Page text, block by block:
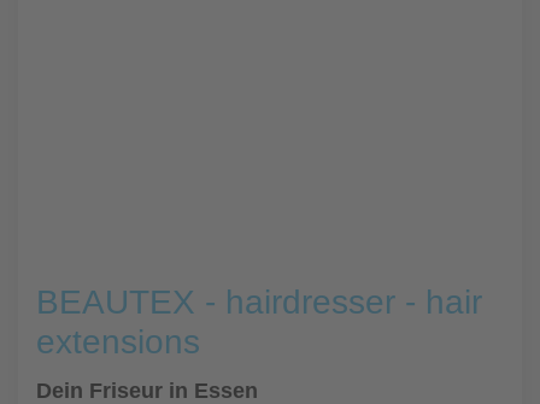
BEAUTEX - hairdresser - hair
extensions
Dein Friseur in Essen